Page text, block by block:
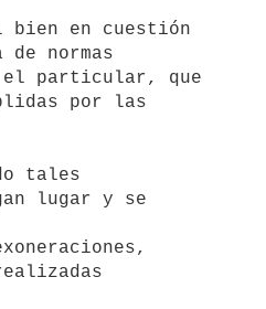
bien en cuestión
normas
el particular, que
por las
lugar y se